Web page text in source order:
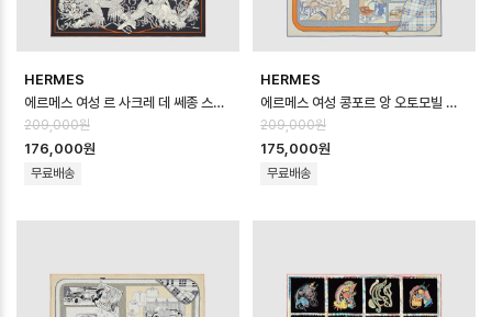
HERMES
에르메스 여성 르 사크레 데 쎄종 스카프 - Hermes Womens Le Sacre de…
209,000원
176,000원
무료배송
HERMES
에르메스 여성 콩포르 앙 오토모빌 스카프 - Hermes Womens Confort en …
209,000원
175,000원
무료배송